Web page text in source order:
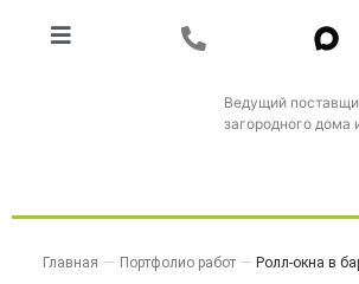
Ведущий
загородного дома
Главная — Портфолио работ — Ролл-окна в